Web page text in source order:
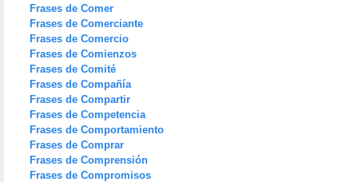
Frases de Comer
Frases de Comerciante
Frases de Comercio
Frases de Comienzos
Frases de Comité
Frases de Compañía
Frases de Compartir
Frases de Competencia
Frases de Comportamiento
Frases de Comprar
Frases de Comprensión
Frases de Compromisos